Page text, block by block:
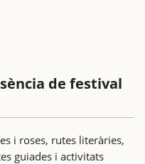
de festival
i roses, rutes literàries,
guiades i activitats